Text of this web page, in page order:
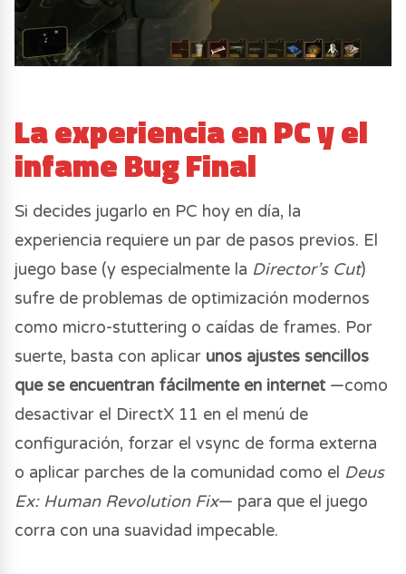
La experiencia en PC y el
infame Bug Final
Si decides jugarlo en PC hoy en día, la
experiencia requiere un par de pasos previos. El
juego base (y especialmente la Director’s Cut)
sufre de problemas de optimización modernos
como micro-stuttering o caídas de frames. Por
suerte, basta con aplicar unos ajustes sencillos
que se encuentran fácilmente en internet—como
desactivar el DirectX 11 en el menú de
configuración, forzar el vsync de forma externa
o aplicar parches de la comunidad como el Deus
Ex: Human Revolution Fix— para que el juego
corra con una suavidad impecable.